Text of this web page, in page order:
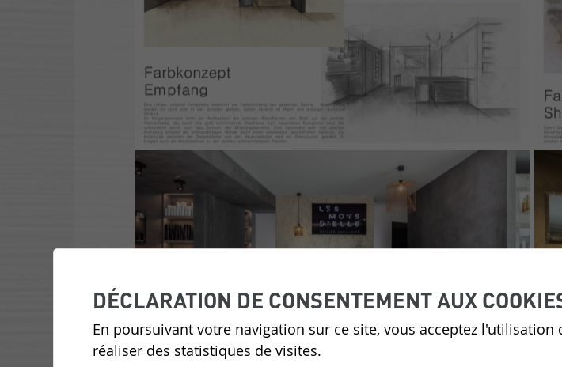
DÉCLARATION DE CONSENTEMENT AUX
En poursuivant votre navigation sur ce site, vous acceptez
réaliser des statistiques de visites.